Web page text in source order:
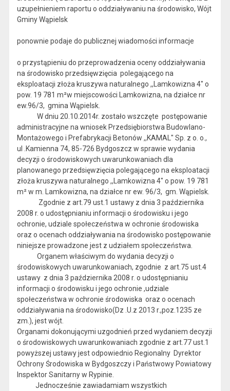
uzupełnieniem raportu o oddziaływaniu na środowisko, Wójt
Gminy Wąpielsk
ponownie podaje do publicznej wiadomości informacje
o przystąpieniu do przeprowadzenia oceny oddziaływania
na środowisko przedsięwzięcia polegającego na
eksploatacji złoża kruszywa naturalnego ,,Lamkowizna 4" o
pow. 19 781 m²w miejscowości Lamkowizna, na działce nr
ew.96/3, gmina Wąpielsk.
W dniu 20.10.2014r. zostało wszczęte postępowanie
administracyjne na wniosek Przedsiębiorstwa Budowlano-
Montażowego i Prefabrykacji Betonów ,,KAMAL" Sp. z o. o.,
ul .Kamienna 74, 85-726 Bydgoszcz w sprawie wydania
decyzji o środowiskowych uwarunkowaniach dla
planowanego przedsięwzięcia polegającego na eksploatacji
złoża kruszywa naturalnego ,,Lamkowizna 4" o pow. 19 781
m² w m. Lamkowizna, na działce nr ew. 96/3, gm. Wąpielsk.
Zgodnie z art.79 ust.1 ustawy z dnia 3 października
2008 r. o udostępnianiu informacji o środowisku i jego
ochronie, udziale społeczeństwa w ochronie środowiska
oraz o ocenach oddziaływania na środowisko postępowanie
niniejsze prowadzone jest z udziałem społeczeństwa.
Organem właściwym do wydania decyzji o
środowiskowych uwarunkowaniach, zgodnie z art.75 ust.4
ustawy z dnia 3 października 2008 r. o udostępnianiu
informacji o środowisku i jego ochronie ,udziale
społeczeństwa w ochronie środowiska oraz o ocenach
oddziaływania na środowisko(Dz .U.z 2013 r.,poz.1235 ze
zm.), jest wójt.
Organami dokonującymi uzgodnień przed wydaniem decyzji
o środowiskowych uwarunkowaniach zgodnie z art.77 ust.1
powyższej ustawy jest odpowiednio Regionalny Dyrektor
Ochrony Środowiska w Bydgoszczy i Państwowy Powiatowy
Inspektor Sanitarny w Rypinie.
Jednocześnie zawiadamiam wszystkich